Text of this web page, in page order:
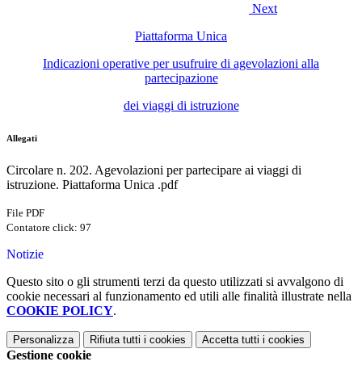
Next
Piattaforma Unica
Indicazioni operative per usufruire di agevolazioni alla
partecipazione
dei viaggi di istruzione
Allegati
Circolare n. 202. Agevolazioni per partecipare ai viaggi di
istruzione. Piattaforma Unica .pdf
File PDF
Contatore click: 97
Notizie
Questo sito o gli strumenti terzi da questo utilizzati si avvalgono di
cookie necessari al funzionamento ed utili alle finalità illustrate nella
COOKIE POLICY.
Personalizza Rifiuta tutti i cookies Accetta tutti i cookies
Gestione cookie